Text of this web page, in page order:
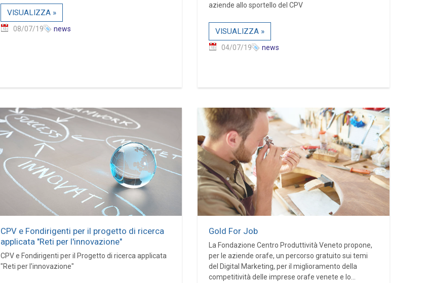
VISUALIZZA »
08/07/19 news
aziende allo sportello del CPV
VISUALIZZA »
04/07/19 news
CPV e Fondirigenti per il progetto di ricerca
applicata "Reti per l'innovazione"
CPV e Fondirigenti per il Progetto di ricerca applicata
"Reti per l'innovazione"
Gold For Job
La Fondazione Centro Produttività Veneto propone,
per le aziende orafe, un percorso gratuito sui temi
del Digital Marketing, per il miglioramento della
competitività delle imprese orafe venete e lo...